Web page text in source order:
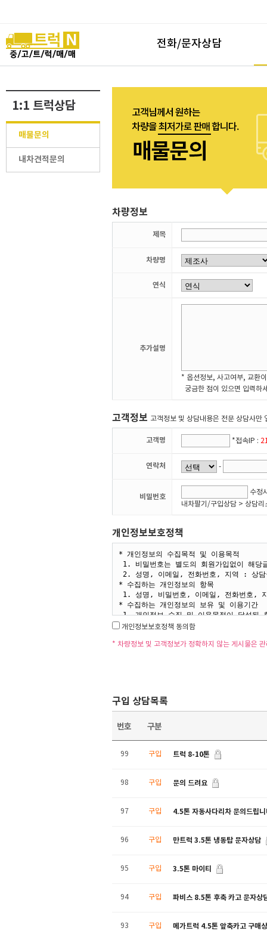
전화/문자상담
1:1 트럭상담
매물문의
내차견적문의
차량정보
제목
차량명
연식
추가설명
* 옵션정보, 사고여부, 교환
궁금한 점이 있으면 입력하
고객정보 고객정보 및 상담내용은 전문 상담사만
고객명 *접속IP :
연락처 -
비밀번호
수정
내차팔기/구입상담 > 상담리
개인정보보호정책
개인정보보호정책 동의함
* 차량정보 및 고객정보가 정확하지 않는 게시물은
구입 상담목록
번호 구분
99 구입 트럭 8-10톤
98 구입 문의 드려요
97 구입 4.5톤 자동사다리차 문의드립니
96 구입 만트럭 3.5톤 냉동탑 문자상담
95 구입 3.5톤 마이티
94 구입 파비스 8.5톤 후축 카고 문자상
93 구입 메가트럭 4.5톤 앞축카고 구매